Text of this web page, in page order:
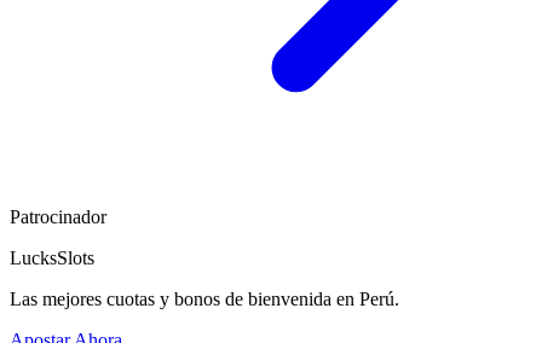
Patrocinador
LucksSlots
Las mejores cuotas y bonos de bienvenida en Perú.